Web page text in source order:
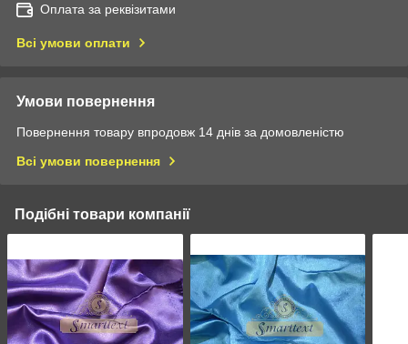
Оплата за реквізитами
Всі умови оплати
Умови повернення
Повернення товару впродовж 14 днів за домовленістю
Всі умови повернення
Подібні товари компанії